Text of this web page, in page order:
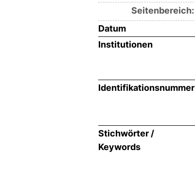
Seitenbereich:
Datum
Institutionen
Identifikationsnummer
Stichwörter /
Keywords